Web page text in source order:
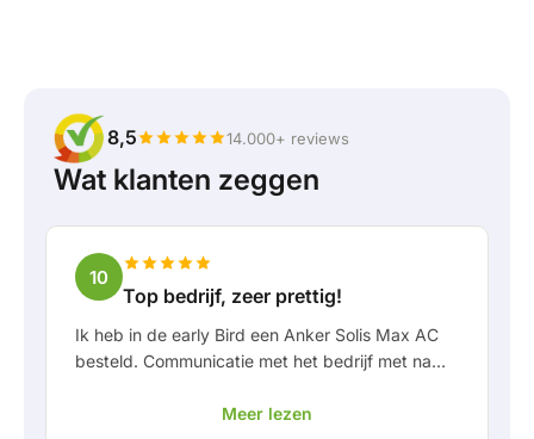
8,5 14.000+ reviews
Wat klanten zeggen
10
Top bedrijf, zeer prettig!
Ik heb in de early Bird een Anker Solis Max AC
besteld. Communicatie met het bedrijf met name
werd ik goed op de hoogte gehouden van
Meer lezen